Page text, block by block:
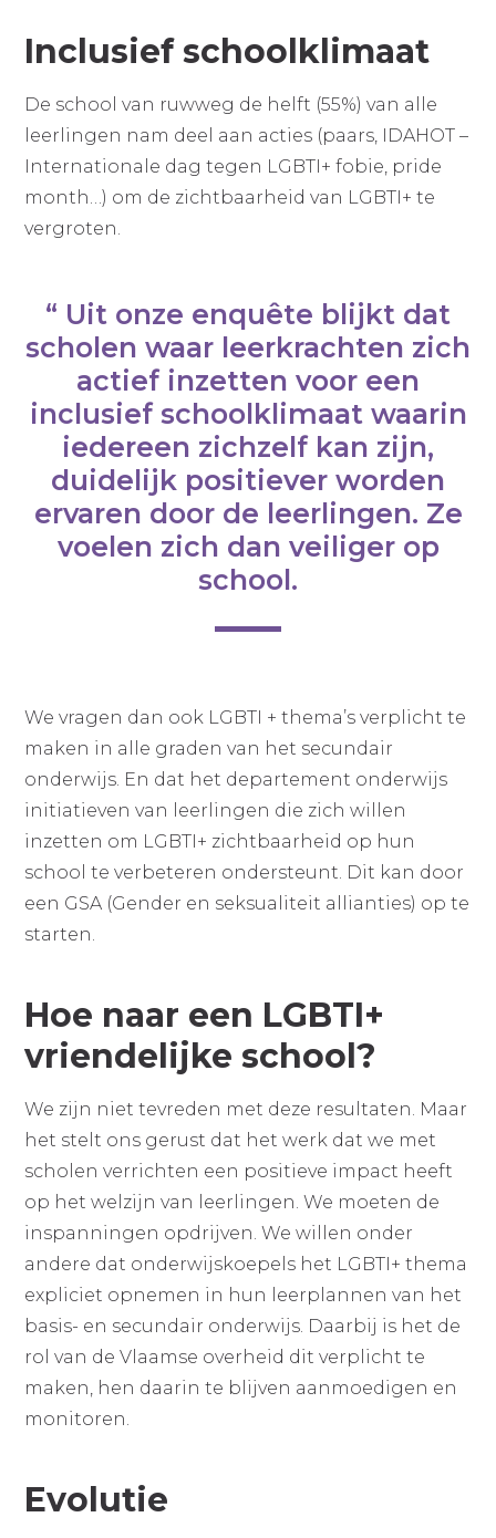
Inclusief schoolklimaat
De school van ruwweg de helft (55%) van alle
leerlingen nam deel aan acties (paars, IDAHOT –
Internationale dag tegen LGBTI+ fobie, pride
month…) om de zichtbaarheid van LGBTI+ te
vergroten.​ ​
Uit onze enquête blijkt dat
scholen waar leerkrachten zich
actief inzetten voor een
inclusief schoolklimaat waarin
iedereen zichzelf kan zijn,
duidelijk positiever worden
ervaren door de leerlingen. Ze
voelen zich dan veiliger op
school.
We vragen dan ook LGBTI + thema’s verplicht te
maken in alle graden van het secundair
onderwijs. En dat het departement onderwijs
initiatieven van leerlingen die zich willen
inzetten om LGBTI+ zichtbaarheid op hun
school te verbeteren ondersteunt. Dit kan door
een GSA (Gender en seksualiteit allianties) op te
starten.
Hoe naar een LGBTI+
vriendelijke school?
We zijn niet tevreden met deze resultaten. Maar
het stelt ons gerust dat het werk dat we met
scholen verrichten een positieve impact heeft
op het welzijn van leerlingen. We moeten de
inspanningen opdrijven. We willen onder
andere dat onderwijskoepels het LGBTI+ thema
expliciet opnemen in hun leerplannen van het
basis- en secundair onderwijs. Daarbij is het de
rol van de Vlaamse overheid dit verplicht te
maken, hen daarin te blijven aanmoedigen en
monitoren.
Evolutie